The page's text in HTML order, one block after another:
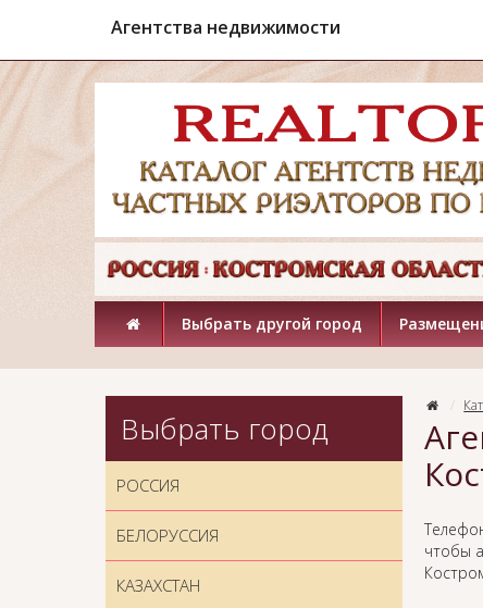
Агентства недвижимости
Выбрать другой город
чтобы
Выбрать город
РОССИЯ
БЕЛОРУССИЯ
КАЗАХСТАН